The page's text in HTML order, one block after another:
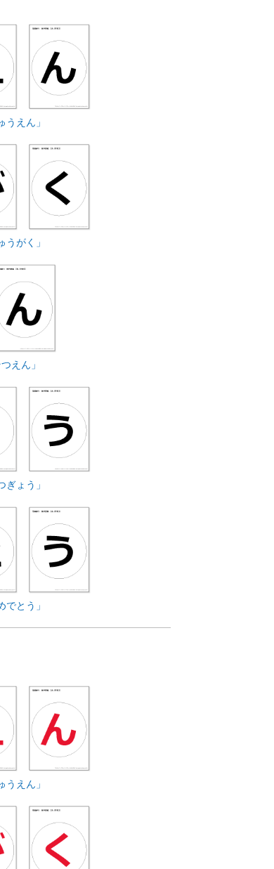
えん」
がく」
えん」
ょう」
とう」
えん」